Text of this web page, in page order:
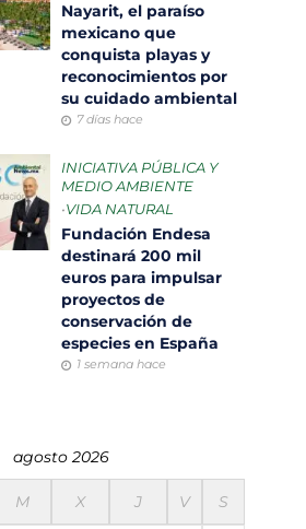
Nayarit, el paraíso
mexicano que
conquista playas y
reconocimientos por
su cuidado ambiental
7 días hace
INICIATIVA PÚBLICA Y
MEDIO AMBIENTE
•VIDA NATURAL
Fundación Endesa
destinará 200 mil
euros para impulsar
proyectos de
conservación de
especies en España
1 semana hace
agosto 2026
M X J V S